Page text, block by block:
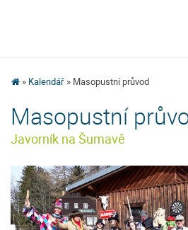
Kalendář Masopustní průvod
Masopustní
Javorník na Šumavě